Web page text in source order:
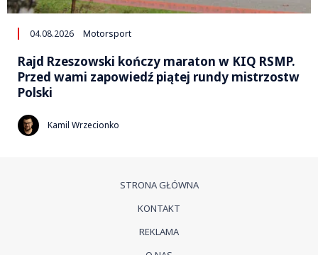
04.08.2026 Motorsport
Rajd Rzeszowski kończy maraton w KIQ RSMP.
Przed wami zapowiedź piątej rundy mistrzostw
Polski
Kamil Wrzecionko
STRONA GŁÓWNA
KONTAKT
REKLAMA